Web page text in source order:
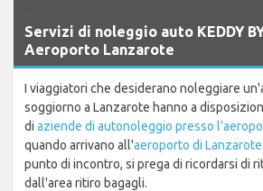
Servizi di noleggio auto KEDDY BY
Aeroporto Lanzarote
I viaggiatori che desiderano noleggiare
soggiorno a Lanzarote hanno a
di aziende di autonoleggio presso
quando arrivano all'aeroporto di Lanzarote
punto di incontro, si prega di ricordarsi di
dall'area ritiro bagagli.